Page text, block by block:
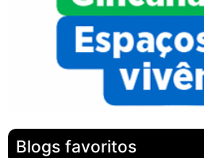
Blogs favoritos